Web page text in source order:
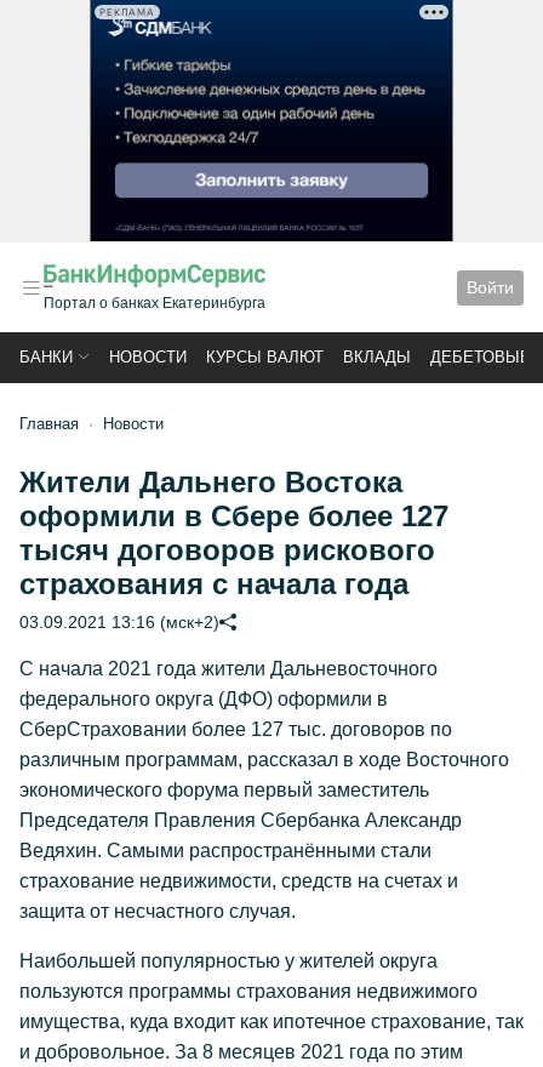
РЕКЛАМА
Портал о банках Екатеринбурга
Войти
БАНКИ НОВОСТИ КУРСЫ ВАЛЮТ ВКЛАДЫ ДЕБЕТОВЫЕ
Главная Новости
Жители Дальнего Востока
оформили в Сбере более 127
тысяч договоров рискового
страхования с начала года
03.09.2021 13:16 (мск+2)
С начала 2021 года жители Дальневосточного
федерального округа (ДФО) оформили в
СберСтраховании более 127 тыс. договоров по
различным программам, рассказал в ходе Восточного
экономического форума первый заместитель
Председателя Правления Сбербанка Александр
Ведяхин. Самыми распространёнными стали
страхование недвижимости, средств на счетах и
защита от несчастного случая.
Наибольшей популярностью у жителей округа
пользуются программы страхования недвижимого
имущества, куда входит как ипотечное страхование, так
и добровольное. За 8 месяцев 2021 года по этим